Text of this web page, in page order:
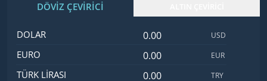
DÖVİZ ÇEVİRİCİ
İsimDeğer
DOLAR Dolar değeri USD
EURO Euro değeri EUR
TÜRK LIRASI Türk Lirası değeri
TRY